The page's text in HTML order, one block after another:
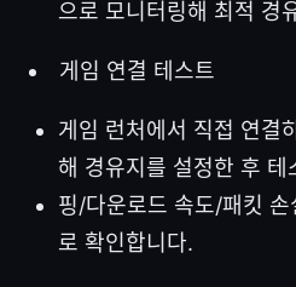
으로 모니터링해 최적 경
게임 연결 테스트
게임 런처에서 직접 연결
해 경유지를 설정한 후
핑/다운로드 속도/패킷
로 확인합니다.